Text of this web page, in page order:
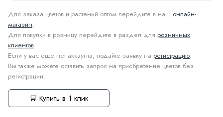
Для заказа цветов и растений оптом перейдите в наш онлайн-
магазин.
Для покупки в розницу перейдите в раздел для розничных
клиентов.
Если у вас еще нет аккаунта, подайте заявку на регистрацию.
Вы также можете оставить запрос на приобретение цветов без
регистрации.
🛒 Купить в 1 клик